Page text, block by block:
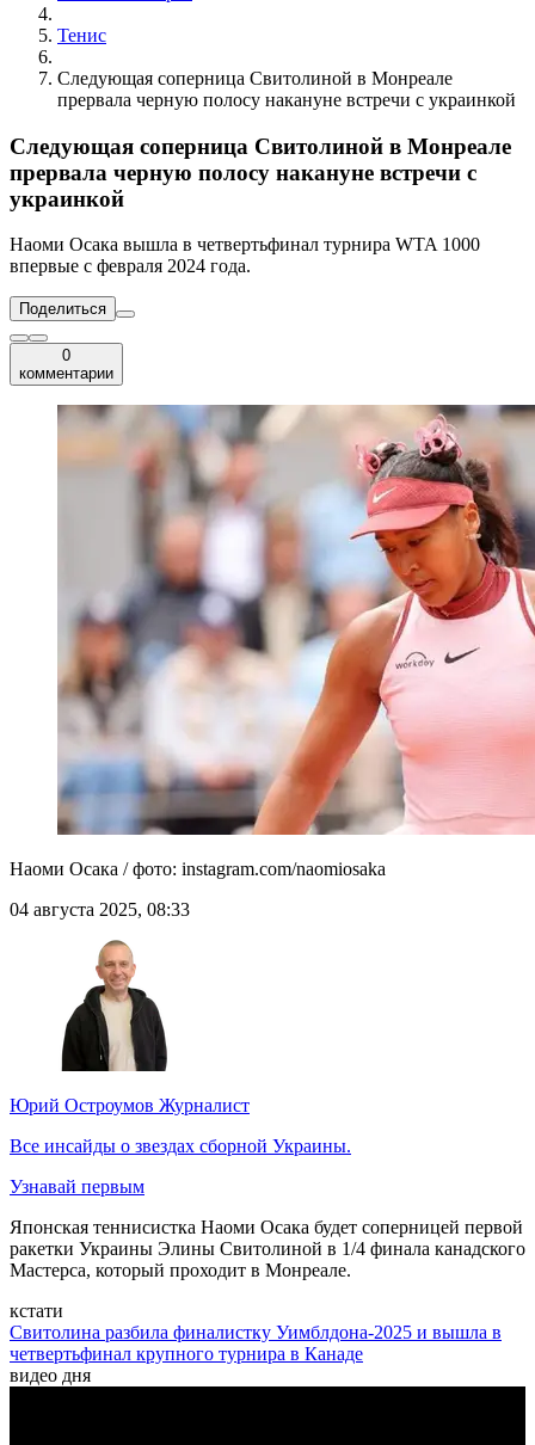
Тенис
Следующая соперница Свитолиной в Монреале
прервала черную полосу накануне встречи с украинкой
Следующая соперница Свитолиной в Монреале
прервала черную полосу накануне встречи с
украинкой
Наоми Осака вышла в четвертьфинал турнира WTA 1000
впервые с февраля 2024 года.
Поделиться
0
комментарии
Наоми Осака / фото: instagram.com/naomiosaka
04 августа 2025, 08:33
Юрий Остроумов Журналист
Все инсайды о звездах сборной Украины.
Узнавай первым
Японская теннисистка Наоми Осака будет соперницей первой
ракетки Украины Элины Свитолиной в 1/4 финала канадского
Мастерса, который проходит в Монреале.
кстати
Свитолина разбила финалистку Уимблдона-2025 и вышла в
четвертьфинал крупного турнира в Канаде
видео дня